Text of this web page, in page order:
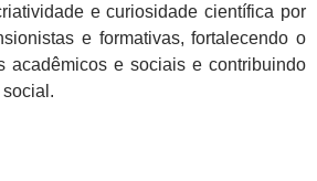
e curiosidade científica por
e formativas, fortalecendo o
acadêmicos e sociais e contribuindo
social.